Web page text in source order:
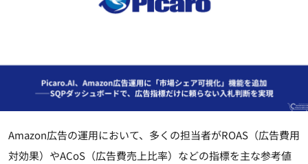
Amazon広告の運用において、多くの担当者がROAS（広告費用
対効果）やACoS（広告費売上比率）などの指標を主な参考値